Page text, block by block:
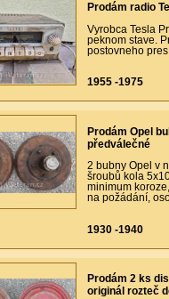
Prodám radio
Vyrobca Tesla
peknom stave.
postovneho
1955 -1975
Prodám Opel
předválečné
2 bubny Opel v
šroubů kola
minimum
na požádání,
1930 -1940
Prodám 2 ks
originál rozteč